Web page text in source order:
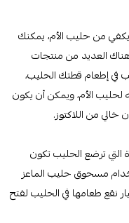
من حليب الأم، يمكنك
العديد من منتجات
في إطعام قطتك الحليب،
الأم، ويمكن أن يكون
من اللاكتوز.
التي ترضع الحليب تكون
مسحوق حليب الماعز
أيضًا اختيار نقع طعامها في الحليب لفتح